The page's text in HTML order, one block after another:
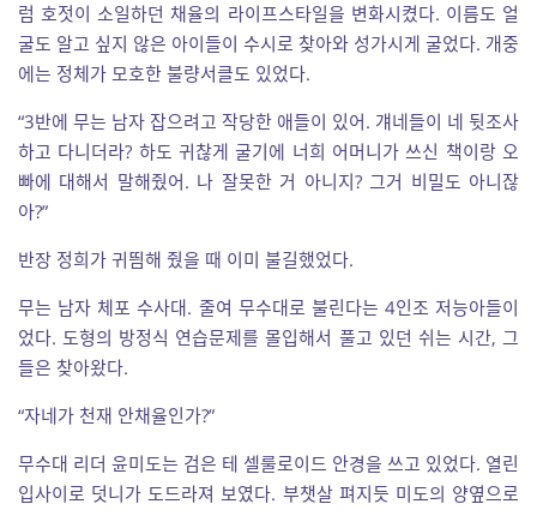
럼 호젓이 소일하던 채율의 라이프스타일을 변화시켰다. 이름도 얼
굴도 알고 싶지 않은 아이들이 수시로 찾아와 성가시게 굴었다. 개중
에는 정체가 모호한 불량서클도 있었다.
“3반에 무는 남자 잡으려고 작당한 애들이 있어. 걔네들이 네 뒷조사
하고 다니더라? 하도 귀찮게 굴기에 너희 어머니가 쓰신 책이랑 오
빠에 대해서 말해줬어. 나 잘못한 거 아니지? 그거 비밀도 아니잖
아?”
반장 정희가 귀띔해 줬을 때 이미 불길했었다.
무는 남자 체포 수사대. 줄여 무수대로 불린다는 4인조 저능아들이
었다. 도형의 방정식 연습문제를 몰입해서 풀고 있던 쉬는 시간, 그
들은 찾아왔다.
“자네가 천재 안채율인가?”
무수대 리더 윤미도는 검은 테 셀룰로이드 안경을 쓰고 있었다. 열린
입사이로 덧니가 도드라져 보였다. 부챗살 펴지듯 미도의 양옆으로